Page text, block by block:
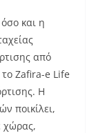
και η
από
το Zafira-e Life
Η
ποικίλει,
χώρας,